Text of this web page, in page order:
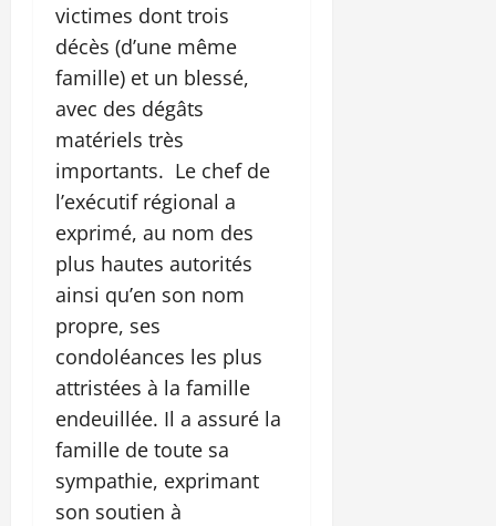
victimes dont trois
décès (d’une même
famille) et un blessé,
avec des dégâts
matériels très
importants. Le chef de
l’exécutif régional a
exprimé, au nom des
plus hautes autorités
ainsi qu’en son nom
propre, ses
condoléances les plus
attristées à la famille
endeuillée. Il a assuré la
famille de toute sa
sympathie, exprimant
son soutien à